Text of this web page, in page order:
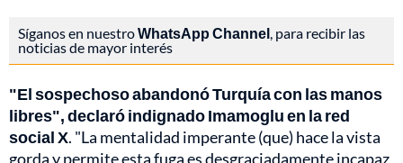
Síganos en nuestroWhatsApp Channel, para recibir las
noticias de mayor interés
"El sospechoso abandonó Turquía con las manos
libres", declaró indignado Imamoglu en la red
social X. "La mentalidad imperante (que) hace la vista
gorda y permite esta fuga es desgraciadamente incapaz